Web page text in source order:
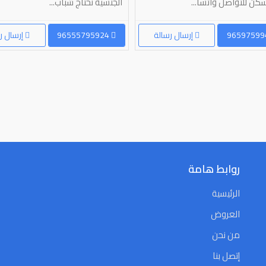
إرسال رسالة إرسال
روابط هامة
الرئيسية
العروض
من نحن
إتصل بنا